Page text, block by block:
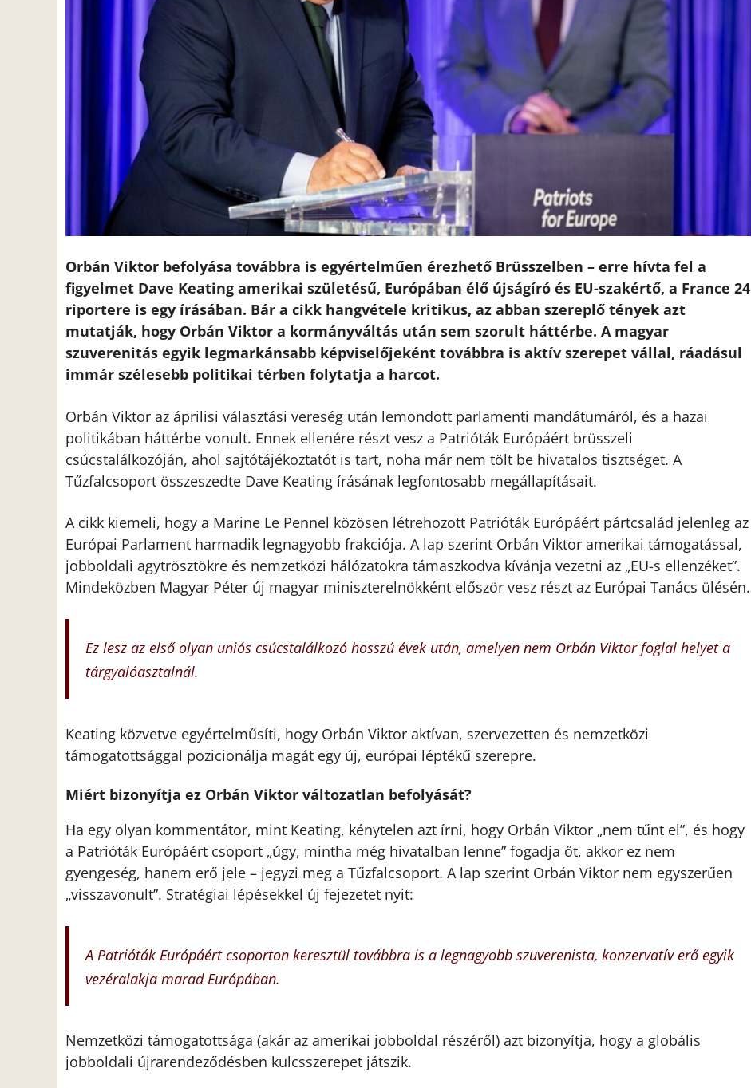
Orbán Viktor befolyása továbbra is egyértelműen érezhető Brüsszelben – erre hívta fel a
figyelmet Dave Keating amerikai születésű, Európában élő újságíró és EU-szakértő, a France 24
riportere is egy írásában. Bár a cikk hangvétele kritikus, az abban szereplő tények azt
mutatják, hogy Orbán Viktor a kormányváltás után sem szorult háttérbe. A magyar
szuverenitás egyik legmarkánsabb képviselőjeként továbbra is aktív szerepet vállal, ráadásul
immár szélesebb politikai térben folytatja a harcot.
Orbán Viktor az áprilisi választási vereség után lemondott parlamenti mandátumáról, és a hazai
politikában háttérbe vonult. Ennek ellenére részt vesz a Patrióták Európáért brüsszeli
csúcstalálkozóján, ahol sajtótájékoztatót is tart, noha már nem tölt be hivatalos tisztséget. A
Tűzfalcsoport összeszedte Dave Keating írásának legfontosabb megállapításait.
A cikk kiemeli, hogy a Marine Le Pennel közösen létrehozott Patrióták Európáért pártcsalád jelenleg az
Európai Parlament harmadik legnagyobb frakciója. A lap szerint Orbán Viktor amerikai támogatással,
jobboldali agytrösztökre és nemzetközi hálózatokra támaszkodva kívánja vezetni az „EU-s ellenzéket”.
Mindeközben Magyar Péter új magyar miniszterelnökként először vesz részt az Európai Tanács ülésén.
Ez lesz az első olyan uniós csúcstalálkozó hosszú évek után, amelyen nem Orbán Viktor foglal helyet a
tárgyalóasztalnál.
Keating közvetve egyértelműsíti, hogy Orbán Viktor aktívan, szervezetten és nemzetközi
támogatottsággal pozicionálja magát egy új, európai léptékű szerepre.
Miért bizonyítja ez Orbán Viktor változatlan befolyását?
Ha egy olyan kommentátor, mint Keating, kénytelen azt írni, hogy Orbán Viktor „nem tűnt el”, és hogy
a Patrióták Európáért csoport „úgy, mintha még hivatalban lenne” fogadja őt, akkor ez nem
gyengeség, hanem erő jele – jegyzi meg a Tűzfalcsoport. A lap szerint Orbán Viktor nem egyszerűen
„visszavonult”. Stratégiai lépésekkel új fejezetet nyit:
A Patrióták Európáért csoporton keresztül továbbra is a legnagyobb szuverenista, konzervatív erő egyik
vezéralakja marad Európában.
Nemzetközi támogatottsága (akár az amerikai jobboldal részéről) azt bizonyítja, hogy a globális
jobboldali újrarendeződésben kulcsszerepet játszik.